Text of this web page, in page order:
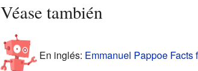
Véase también
En inglés: Emmanuel Pappoe Facts